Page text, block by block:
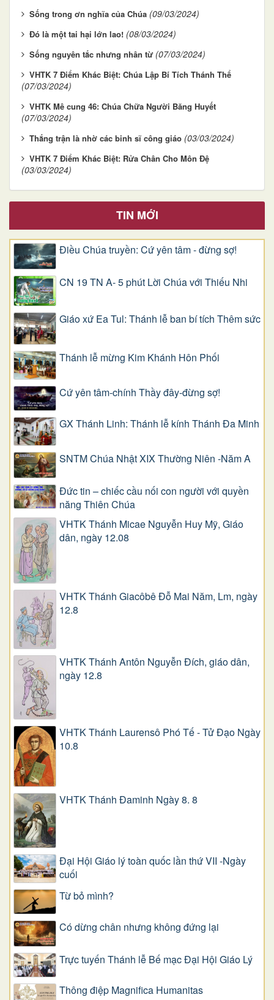
Sống trong ơn nghĩa của Chúa (09/03/2024)
Đó là một tai hại lớn lao! (08/03/2024)
Sống nguyên tắc nhưng nhân từ (07/03/2024)
VHTK 7 Điểm Khác Biệt: Chúa Lập Bí Tích Thánh Thể
(07/03/2024)
VHTK ​​​​​​​Mê cung 46: Chúa Chữa Người Băng Huyết
(07/03/2024)
Thắng trận là nhờ các binh sĩ công giáo (03/03/2024)
VHTK 7 Điểm Khác Biệt: Rửa Chân Cho Môn Đệ
(03/03/2024)
TIN MỚI
Điều Chúa truyền: Cứ yên tâm - đừng sợ!
CN 19 TN A- 5 phút Lời Chúa với Thiếu Nhi
Giáo xứ Ea Tul: Thánh lễ ban bí tích Thêm sức
Thánh lễ mừng Kim Khánh Hôn Phối
Cứ yên tâm-chính Thầy đây-đừng sợ!
GX Thánh Linh: Thánh lễ kính Thánh Đa Minh
SNTM Chúa Nhật XIX Thường Niên -Năm A
Đức tin – chiếc cầu nối con người với quyền
năng Thiên Chúa
VHTK Thánh Micae Nguyễn Huy Mỹ, Giáo
dân, ngày 12.08
VHTK Thánh Giacôbê Ðỗ Mai Năm, Lm, ngày
12.8
VHTK Thánh Antôn Nguyễn Ðích, giáo dân,
ngày 12.8
VHTK Thánh Laurensô Phó Tế - Tử Đạo Ngày
10.8
VHTK Thánh Đaminh Ngày 8. 8
Đại Hội Giáo lý toàn quốc lần thứ VII -Ngày
cuối
Từ bỏ mình?
Có dừng chân nhưng không đứng lại
Trực tuyến Thánh lễ Bế mạc Đại Hội Giáo Lý
Thông điệp Magnifica Humanitas